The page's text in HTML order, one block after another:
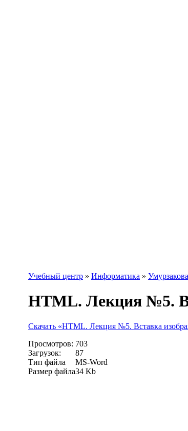
Учебный центр » Информатика »
HTML. Лекция №5.
Скачать «HTML. Лекция №5. Вставка
Просмотров: 703
Загрузок:
87
Тип файла
MS-Word
Размер файла34 Kb